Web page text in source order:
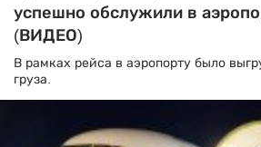
успешно обслужили в
(ВИДЕО)
В рамках рейса в аэропорту было
груза.